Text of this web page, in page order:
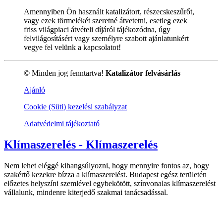
Amennyiben Ön használt katalizátort, részecskeszűrőt,
vagy ezek törmelékét szeretné átvetetni, esetleg ezek
friss világpiaci átvételi díjáról tájékozódna, úgy
felvilágosításért vagy személyre szabott ajánlatunkért
vegye fel velünk a kapcsolatot!
© Minden jog fenntartva! Katalizátor felvásárlás
Ajánló
Cookie (Süti) kezelési szabályzat
Adatvédelmi tájékoztató
Klímaszerelés - Klímaszerelés
Nem lehet eléggé kihangsúlyozni, hogy mennyire fontos az, hogy
szakértő kezekre bízza a klímaszerelést. Budapest egész területén
előzetes helyszíni szemlével egybekötött, színvonalas klímaszerelést
vállalunk, mindenre kiterjedő szakmai tanácsadással.